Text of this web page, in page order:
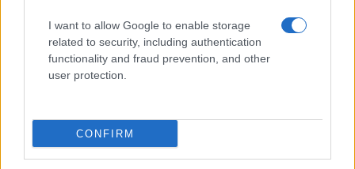
I want to allow Google to enable storage
related to security, including authentication
functionality and fraud prevention, and other
user protection.
CONFIRM